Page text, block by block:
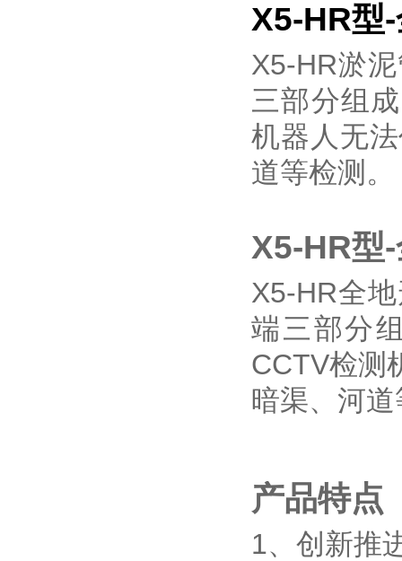
X5-HR型
X5-HR淤
三部分组
机器人无
道等检测。
X5-HR型
X5-HR全
端三部分
CCTV检测
暗渠、河
产品特点
1、创新推